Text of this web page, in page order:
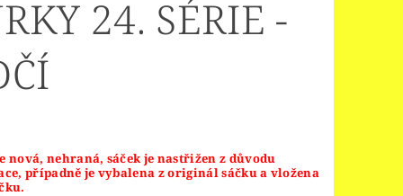
CLASSIC
LEGO® CREATOR
DOMEK
LEGO® MINDSTORMS
24. SÉRIE -
nová, nehraná, sáček je nastřižen z důvodu
případně je vybalena z originál sáčku a vložena